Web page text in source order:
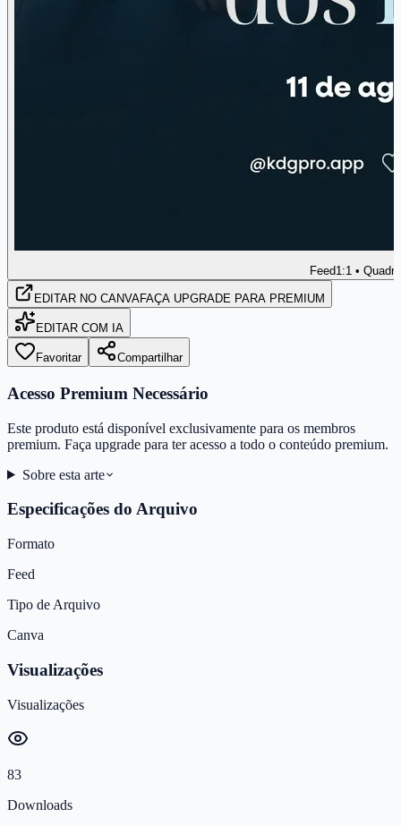
Feed1:1 •
EDITAR NO CANVAFAÇA UPGRADE PARA PREMIUM
EDITAR COM IA
Favoritar Compartilhar
Acesso Premium Necessário
Este produto está disponível exclusivamente para os membros
premium. Faça upgrade para ter acesso a todo o conteúdo premium.
Sobre esta arte
Especificações do Arquivo
Formato
Feed
Tipo de Arquivo
Canva
Visualizações
Visualizações
83
Downloads